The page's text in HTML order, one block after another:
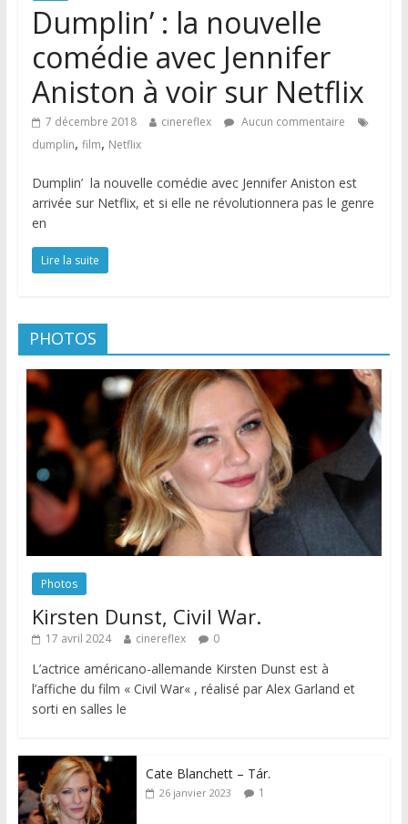
Dumplin’ : la nouvelle
comédie avec Jennifer
Aniston à voir sur Netflix
7 décembre 2018 cinereflex
Aucun commentaire
dumplin, film, Netflix
Dumplin’ la nouvelle comédie avec Jennifer Aniston est
arrivée sur Netflix, et si elle ne révolutionnera pas le genre
en
Lire la suite
PHOTOS
Photos
Kirsten Dunst, Civil War.
17 avril 2024 cinereflex 0
L’actrice américano-allemande Kirsten Dunst est à
l’affiche du film « Civil War« , réalisé par Alex Garland et
sorti en salles le
Cate Blanchett – Tár.
26 janvier 2023 1